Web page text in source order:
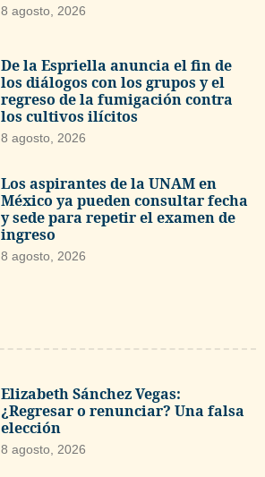
8 agosto, 2026
De la Espriella anuncia el fin de
los diálogos con los grupos y el
regreso de la fumigación contra
los cultivos ilícitos
8 agosto, 2026
Los aspirantes de la UNAM en
México ya pueden consultar fecha
y sede para repetir el examen de
ingreso
8 agosto, 2026
Elizabeth Sánchez Vegas:
¿Regresar o renunciar? Una falsa
elección
8 agosto, 2026